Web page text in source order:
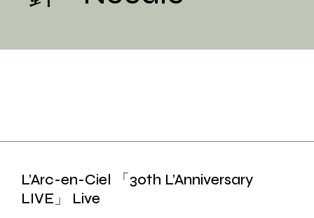
L’Arc-en-Ciel 「30th L’Anniversary
LIVE」 Live